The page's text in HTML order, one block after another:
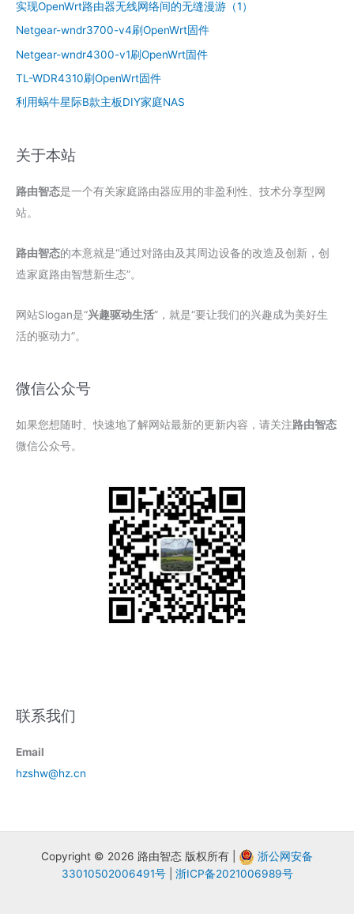
实现OpenWrt路由器无线网络间的无缝漫游（1）
Netgear-wndr3700-v4刷OpenWrt固件
Netgear-wndr4300-v1刷OpenWrt固件
TL-WDR4310刷OpenWrt固件
利用蜗牛星际B款主板DIY家庭NAS
关于本站
路由智态是一个有关家庭路由器应用的非盈利性、技术分享型网
站。
路由智态的本意就是“通过对路由及其周边设备的改造及创新，创
造家庭路由智慧新生态”。
网站Slogan是“兴趣驱动生活”，就是“要让我们的兴趣成为美好生
活的驱动力”。
微信公众号
如果您想随时、快速地了解网站最新的更新内容，请关注路由智态
微信公众号。
联系我们
Email
hzshw@hz.cn
Copyright © 2026 路由智态 版权所有 |
浙公网安备
33010502006491号| 浙ICP备2021006989号